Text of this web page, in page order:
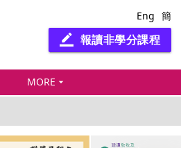
Eng 簡
border_color 報讀非學分課程
MORE arrow_drop_down